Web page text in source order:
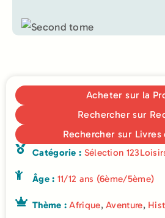
Acheter sur la
Rechercher sur
Rechercher sur Livres
Catégorie : Sélection
Âge : 11/12 ans (6ème/5ème)
Thème :Afrique,Aventure,